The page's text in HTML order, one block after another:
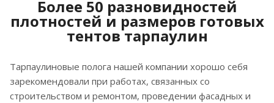
Более 50 разновидностей
плотностей и размеров готовых
тентов тарпаулин
Тарпаулиновые полога нашей компании хорошо себя
зарекомендовали при работах, связанных со
строительством и ремонтом, проведении фасадных и